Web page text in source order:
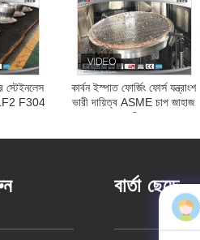
স্টেইনলেস
LF2 F304
কার্বন ইস্পাত ফোর্জিং ফোর্স যন্ত্রাংশ
ভারী দায়িত্ব ASME চাপ জাহাজ
জাল ডিস্ক
বার্তা ছেড়ে